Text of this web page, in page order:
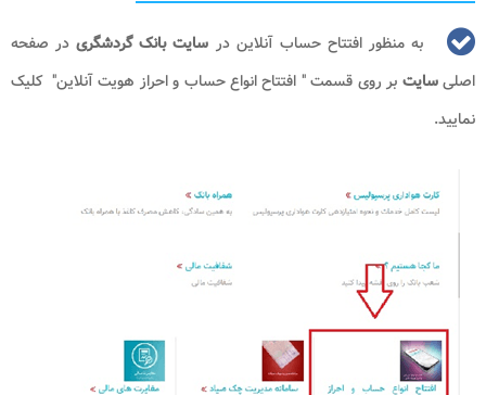
به منظور افتتاح حساب آنلاین در سایت بانک گردشگریدر صفحه
اصلیسایت بر روی قسمت " افتتاح انواع حساب و احراز هویت آنلاین" کلیک
نمایید.